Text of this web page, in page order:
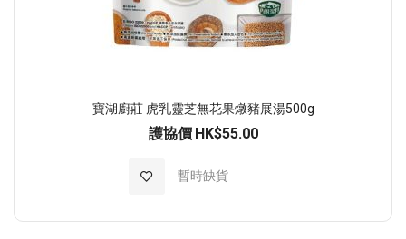
寶湖廚莊 虎乳靈芝無花果燉豬展湯500g
護協價 HK$55.00
暫時缺貨
加入至願望清單